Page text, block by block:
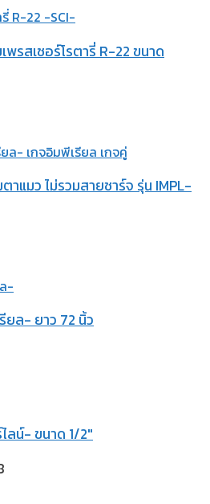
รสเซอร์โรตารี่ R-22 ขนาด
าแมว ไม่รวมสายชาร์จ รุ่น IMPL-
ยล- ยาว 72 นิ้ว
ลน์- ขนาด 1/2″